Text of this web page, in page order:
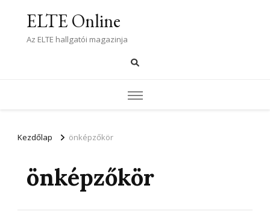
ELTE Online
Az ELTE hallgatói magazinja
Kezdőlap önképzőkör
önképzőkör